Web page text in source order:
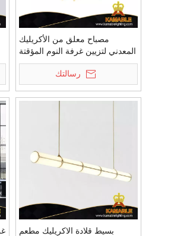
مصباح معلق من الأكريليك
المعدني لتزيين غرفة النوم المؤقتة
(KIZ-67P)
رسالتك
بسيط قلادة الاكريليك مطعم